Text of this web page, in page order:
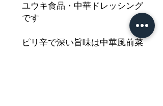
ユウキ食品・中華ドレッシング
です
ピリ辛で深い旨味は中華風前菜